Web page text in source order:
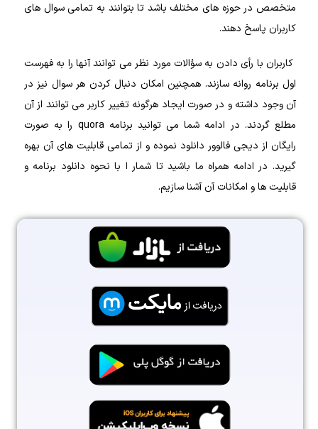
متخصص در حوزه‌ های مختلف باشد تا بتوانند به تمامی سوال‌ های
کاربران پاسخ دهند.
کاربران با رأی دادن به سؤالات مورد نظر می‌ توانند آنها را به فهرست
اول برنامه روانه سازند. همچنین امکان دنبال کردن هر سوال نیز در
آن وجود داشته و در صورت ایجاد هرگونه تغییر کاربر می‌ توانند از آن
مطلع گردند. در ادامه شما می‌ توانید برنامه quora را به‌ صورت
رایگان از دیجی فالوور دانلود نموده و از تمامی قابلیت‌ های آن بهره
گیرید. در ادامه همراه ما باشید تا شمار ا با نحوه دانلود برنامه و
قابلیت‌ ها و امکانات آن آشنا سازیم.